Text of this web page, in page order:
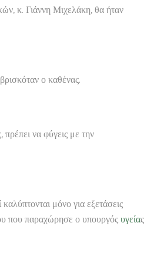
κ. Γιάννη Μιχελάκη, θα ήταν
ο καθένας.
να φύγεις με την
μόνο για εξετάσεις
που παραχώρησε ο υπουργός υγείας